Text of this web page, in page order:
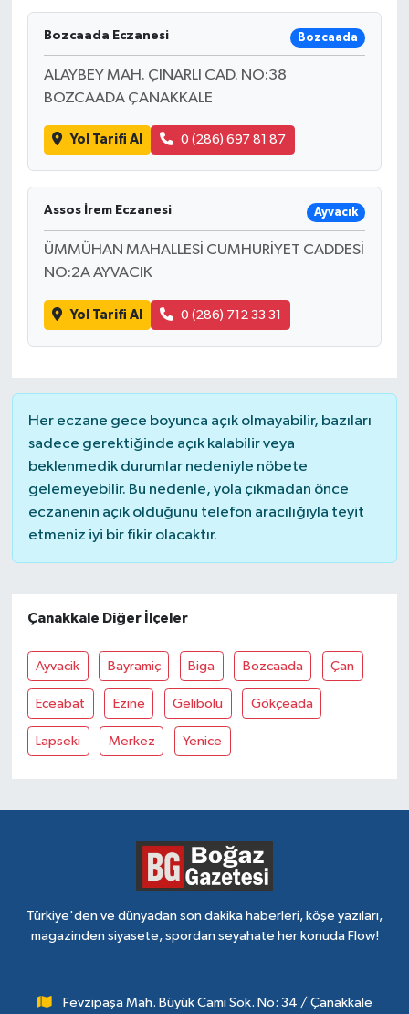
Bozcaada Eczanesi Bozcaada
ALAYBEY MAH. ÇINARLI CAD. NO:38
BOZCAADA ÇANAKKALE
Yol Tarifi Al 0 (286) 697 81 87
Assos İrem Eczanesi Ayvacık
ÜMMÜHAN MAHALLESİ CUMHURİYET CADDESİ
NO:2A AYVACIK
Yol Tarifi Al 0 (286) 712 33 31
Her eczane gece boyunca açık olmayabilir, bazıları
sadece gerektiğinde açık kalabilir veya
beklenmedik durumlar nedeniyle nöbete
gelemeyebilir. Bu nedenle, yola çıkmadan önce
eczanenin açık olduğunu telefon aracılığıyla teyit
etmeniz iyi bir fikir olacaktır.
Çanakkale Diğer İlçeler
Ayvacik Bayramiç Biga Bozcaada Çan
Eceabat Ezine Gelibolu Gökçeada
Lapseki Merkez Yenice
Türkiye'den ve dünyadan son dakika haberleri, köşe yazıları,
magazinden siyasete, spordan seyahate her konuda Flow!
Fevzipaşa Mah. Büyük Cami Sok. No: 34 / Çanakkale